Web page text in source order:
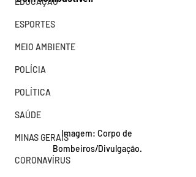
ESPORTES
MEIO AMBIENTE
POLÍCIA
POLÍTICA
SAÚDE
MINAS GERAIS
CORONAVÍRUS
Imagem: Corpo de
Bombeiros/Divulgação.